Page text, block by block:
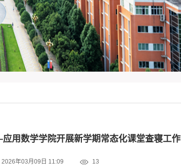
用数学学院开展新学期常态化课堂查寝工作
2026年03月09日 11:09 13